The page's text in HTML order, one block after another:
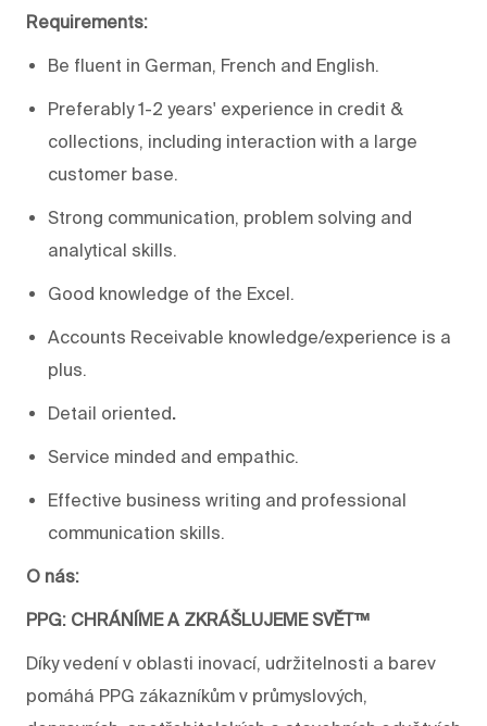
Requirements:
Be fluent in German, French and English.
Preferably 1-2 years' experience in credit &
collections, including interaction with a large
customer base.
Strong communication, problem solving and
analytical skills.
Good knowledge of the Excel.
Accounts Receivable knowledge/experience is a
plus.
Detail oriented.
Service minded and empathic.
Effective business writing and professional
communication skills.
O nás:
PPG: CHRÁNÍME A ZKRÁŠLUJEME SVĚT™
Díky vedení v oblasti inovací, udržitelnosti a barev
pomáhá PPG zákazníkům v průmyslových,